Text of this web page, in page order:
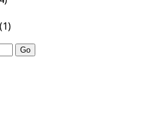
(1)